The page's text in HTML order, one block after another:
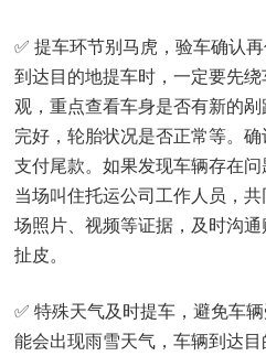
✅ 提车环节别马虎，验车确认
到达目的地提车时，一定要先
观，重点查看车身是否有新的
完好，轮胎状况是否正常等。
支付尾款。如果发现车辆存在
当场叫住托运公司工作人员，
场照片、视频等证据，及时沟
扯皮。
✅ 特殊天气及时提车，避免车
能会出现雨雪天气，车辆到达